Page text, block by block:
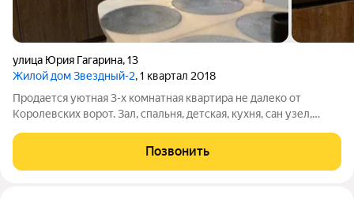
улица Юрия Гагарина,13
Жилой дом Звездный-2, 1 квартал 2018
Продается уютная 3-х комнатная квартира не далеко от
Королевских ворот. Зал, спальня, детская, кухня, сан узел,
подачу воды и слив есть) и 2 просторные лоджии на разные
Позвонить